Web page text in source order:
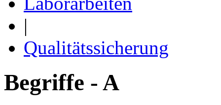
|
Qualitätssicherung
Begriffe - A